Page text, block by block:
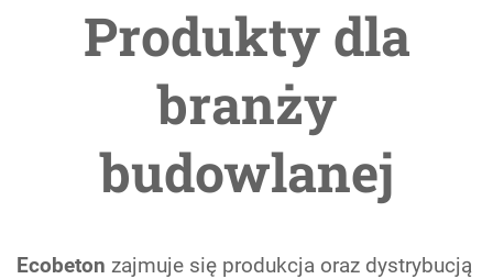
Produkty dla
branży
budowlanej
Ecobeton zajmuje się produkcja oraz dystrybucją